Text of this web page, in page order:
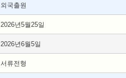
외국출원
2026년5월25일
2026년6월5일
서류전형